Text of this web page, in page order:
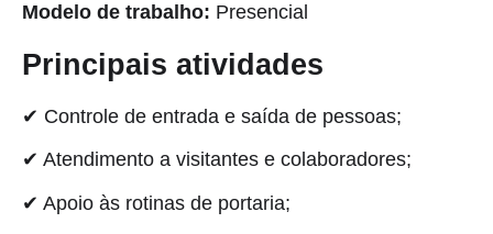
Modelo de trabalho: Presencial
Principais atividades
✔ Controle de entrada e saída de pessoas;
✔ Atendimento a visitantes e colaboradores;
✔ Apoio às rotinas de portaria;